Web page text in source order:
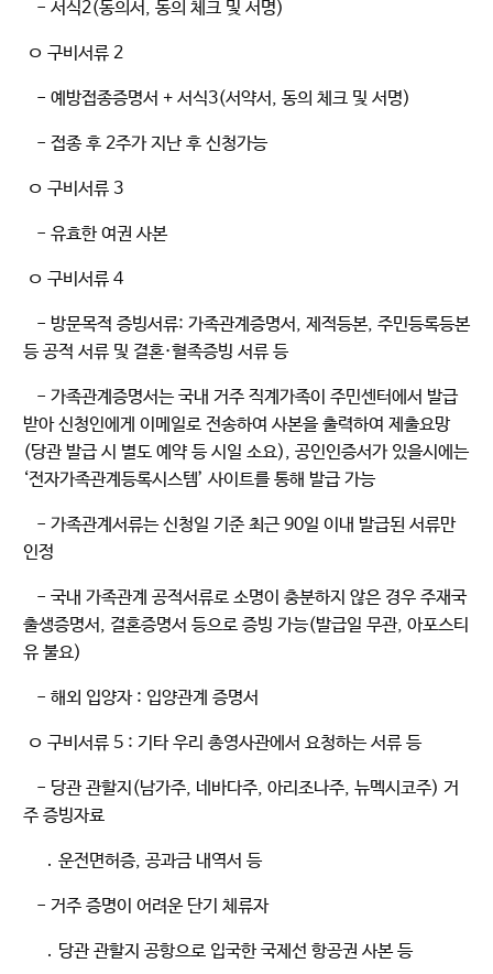
- 서식2(동의서, 동의 체크 및 서명)
ㅇ 구비서류 2
- 예방접종증명서 + 서식3(서약서, 동의 체크 및 서명)
- 접종 후 2주가 지난 후 신청가능
ㅇ 구비서류 3
- 유효한 여권 사본
ㅇ 구비서류 4
- 방문목적 증빙서류: 가족관계증명서, 제적등본, 주민등록등본
등 공적 서류 및 결혼·혈족증빙 서류 등
- 가족관계증명서는 국내 거주 직계가족이 주민센터에서 발급
받아 신청인에게 이메일로 전송하여 사본을 출력하여 제출요망
(당관 발급 시 별도 예약 등 시일 소요), 공인인증서가 있을시에는
‘전자가족관계등록시스템’ 사이트를 통해 발급 가능
- 가족관계서류는 신청일 기준 최근 90일 이내 발급된 서류만
인정
- 국내 가족관계 공적서류로 소명이 충분하지 않은 경우 주재국
출생증명서, 결혼증명서 등으로 증빙 가능(발급일 무관, 아포스티
유 불요)
- 해외 입양자 : 입양관계 증명서
ㅇ 구비서류 5 : 기타 우리 총영사관에서 요청하는 서류 등
- 당관 관할지(남가주, 네바다주, 아리조나주, 뉴멕시코주) 거
주 증빙자료
․ 운전면허증, 공과금 내역서 등
- 거주 증명이 어려운 단기 체류자
․ 당관 관할지 공항으로 입국한 국제선 항공권 사본 등